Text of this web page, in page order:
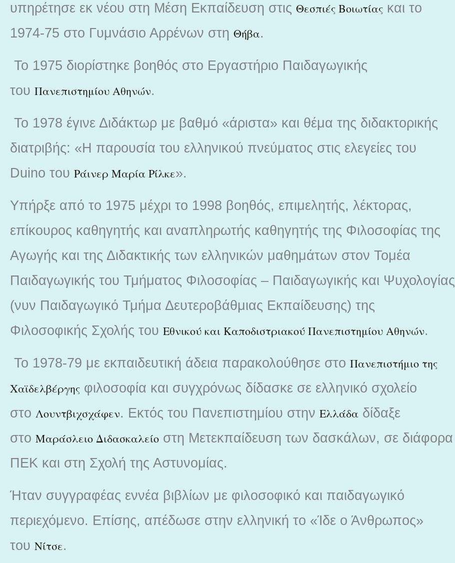
υπηρέτησε εκ νέου στη Μέση Εκπαίδευση στις Θεσπιές Βοιωτίας και το
1974-75 στο Γυμνάσιο Αρρένων στη Θήβα.
Το 1975 διορίστηκε βοηθός στο Εργαστήριο Παιδαγωγικής
του Πανεπιστημίου Αθηνών.
Το 1978 έγινε Διδάκτωρ με βαθμό «άριστα» και θέμα της διδακτορικής
διατριβής: «Η παρουσία του ελληνικού πνεύματος στις ελεγείες του
Duino του Ράινερ Μαρία Ρίλκε».
Υπήρξε από το 1975 μέχρι το 1998 βοηθός, επιμελητής, λέκτορας,
επίκουρος καθηγητής και αναπληρωτής καθηγητής της Φιλοσοφίας της
Αγωγής και της Διδακτικής των ελληνικών μαθημάτων στον Τομέα
Παιδαγωγικής του Τμήματος Φιλοσοφίας – Παιδαγωγικής και Ψυχολογίας
(νυν Παιδαγωγικό Τμήμα Δευτεροβάθμιας Εκπαίδευσης) της
Φιλοσοφικής Σχολής του Εθνικού και Καποδιστριακού Πανεπιστημίου Αθηνών.
Το 1978-79 με εκπαιδευτική άδεια παρακολούθησε στο Πανεπιστήμιο της
Χαϊδελβέργης φιλοσοφία και συγχρόνως δίδασκε σε ελληνικό σχολείο
στο Λουντβιχσχάφεν. Εκτός του Πανεπιστημίου στην Ελλάδα δίδαξε
στο Μαράσλειο Διδασκαλείο στη Μετεκπαίδευση των δασκάλων, σε διάφορα
ΠΕΚ και στη Σχολή της Αστυνομίας.
Ήταν συγγραφέας εννέα βιβλίων με φιλοσοφικό και παιδαγωγικό
περιεχόμενο. Επίσης, απέδωσε στην ελληνική το «Ίδε ο Άνθρωπος»
του Νίτσε.